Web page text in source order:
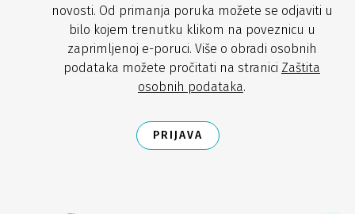
novosti. Od primanja poruka možete se odjaviti u
bilo kojem trenutku klikom na poveznicu u
zaprimljenoj e-poruci. Više o obradi osobnih
podataka možete pročitati na stranici Zaštita
osobnih podataka.
PRIJAVA